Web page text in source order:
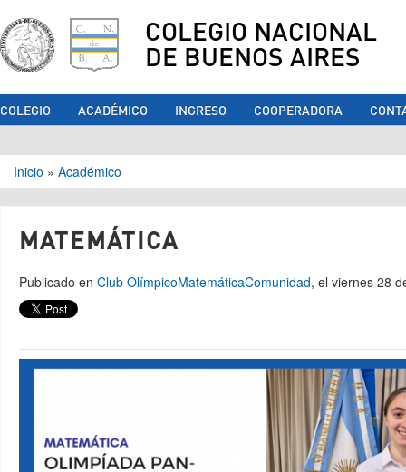
COLEGIO NACIONAL
DE BUENOS AIRES
COLEGIO ACADÉMICO INGRESO COOPERADORA
Se encuentra usted aquí
Inicio » Académico
MATEMÁTICA
Publicado en Club OlímpicoMatemáticaComunidad, el viernes 28